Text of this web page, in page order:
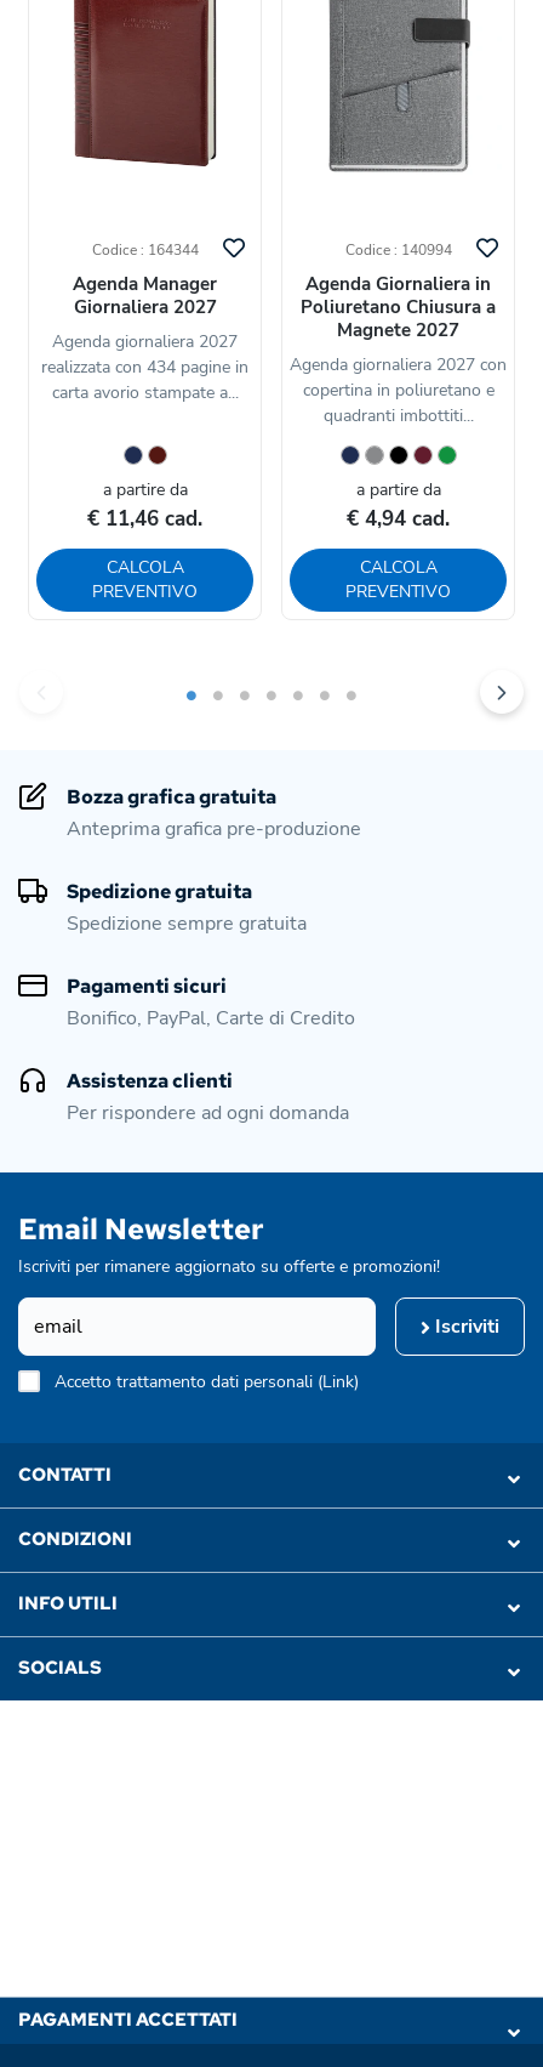
Codice : 164344
Agenda Manager
Giornaliera 2027
Agenda giornaliera 2027
realizzata con 434 pagine in
carta avorio stampate a...
a partire da
€ 11,46 cad.
CALCOLA
PREVENTIVO
Codice : 140994
Agenda Giornaliera in
Poliuretano Chiusura a
Magnete 2027
Agenda giornaliera 2027 con
copertina in poliuretano e
quadranti imbottiti...
a partire da
€ 4,94 cad.
CALCOLA
PREVENTIVO
Bozza grafica gratuita
Anteprima grafica pre-produzione
Spedizione gratuita
Spedizione sempre gratuita
Pagamenti sicuri
Bonifico, PayPal, Carte di Credito
Assistenza clienti
Per rispondere ad ogni domanda
Email Newsletter
Iscriviti per rimanere aggiornato su offerte e promozioni!
Iscriviti
Accetto trattamento dati personali (Link)
CONTATTI
CONDIZIONI
INFO UTILI
SOCIALS
PAGAMENTI ACCETTATI